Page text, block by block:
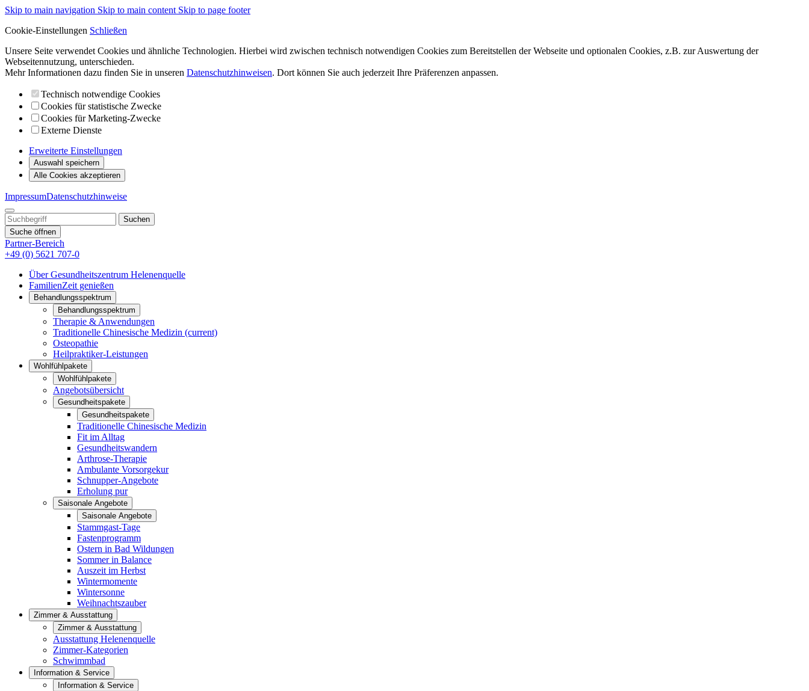
Skip to main navigation Skip to main content Skip to page footer
Cookie-Einstellungen Schließen
Unsere Seite verwendet Cookies und ähnliche Technologien. Hierbei wird zwischen technisch notwendigen Cookies zum Bereitstellen der Webseite und optionalen Cookies, z.B. zur Auswertung der
Webseitennutzung, unterschieden.
Mehr Informationen dazu finden Sie in unseren Datenschutzhinweisen. Dort können Sie auch jederzeit Ihre Präferenzen anpassen.
Technisch notwendige Cookies
Cookies für statistische Zwecke
Cookies für Marketing-Zwecke
Externe Dienste
Erweiterte Einstellungen
Auswahl speichern
Alle Cookies akzeptieren
ImpressumDatenschutzhinweise
Suche öffnen
Partner-Bereich
+49 (0) 5621 707-0
Über Gesundheitszentrum Helenenquelle
FamilienZeit genießen
Behandlungsspektrum
Behandlungsspektrum
Therapie & Anwendungen
Traditionelle Chinesische Medizin (current)
Osteopathie
Heilpraktiker-Leistungen
Wohlfühlpakete
Wohlfühlpakete
Angebotsübersicht
Gesundheitspakete
Gesundheitspakete
Traditionelle Chinesische Medizin
Fit im Alltag
Gesundheitswandern
Arthrose-Therapie
Ambulante Vorsorgekur
Schnupper-Angebote
Erholung pur
Saisonale Angebote
Saisonale Angebote
Stammgast-Tage
Fastenprogramm
Ostern in Bad Wildungen
Sommer in Balance
Auszeit im Herbst
Wintermomente
Wintersonne
Weihnachtszauber
Zimmer & Ausstattung
Zimmer & Ausstattung
Ausstattung Helenenquelle
Zimmer-Kategorien
Schwimmbad
Information & Service
Information & Service